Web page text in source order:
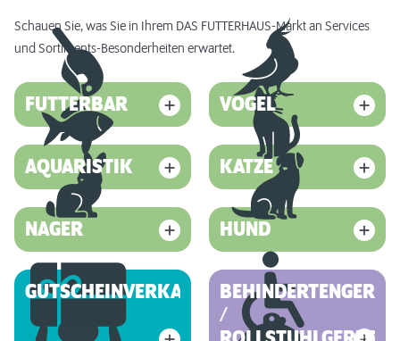
Schauen Sie, was Sie in Ihrem DAS FUTTERHAUS-Markt an Services
und Sortiments-Besonderheiten erwartet.
FUTTERBAR VOGEL
AQUARISTIK KATZE
NAGER HUND
GUTSCHEINVERKAUF
/